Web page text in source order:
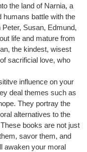
the land of Narnia, a
humans battle with the
Susan, Edmund,
life and mature from
the kindest, wisest
sacrificial love, who
influence on your
deal themes such as
They portray the
alternatives to the
books are not just
savor them, and
awaken your moral